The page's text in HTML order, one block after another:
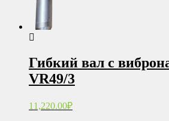
Гибкий вал с
VR49/3
11,220.00₽